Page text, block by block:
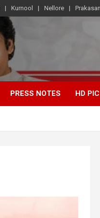
Kurnool Nellore
PRESS NOTES HD